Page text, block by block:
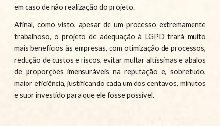
em caso de não realização do projeto.
Afinal, como visto, apesar de um processo extremamente
trabalhoso, o projeto de adequação à LGPD trará muito
mais benefícios às empresas, com otimização de processos,
redução de custos e riscos, evitar multar altíssimas e abalos
de proporções imensuráveis na reputação e, sobretudo,
maior eficiência, justificando cada um dos centavos, minutos
e suor investido para que ele fosse possível.